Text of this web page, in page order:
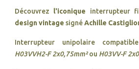
Découvrez l'iconique interrupteur
design vintage signéAchille
Interrupteur unipolaire
H03VVH2-F 2x0,75mm²ou H03VV-F